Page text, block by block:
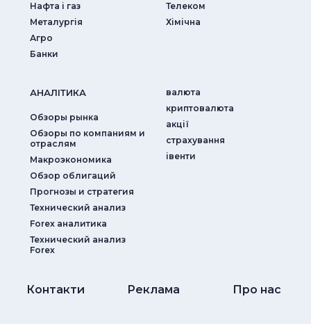
Нафта і газ
Металургія
Агро
Банки
Телеком
Хімічна
АНАЛIТИКА
Обзоры рынка
Обзоры по компаниям и
отраслям
Макроэкономика
Обзор облигаций
Прогнозы и стратегия
Технический анализ
Forex аналитика
Технический анализ
Forex
валюта
криптовалюта
акції
страхування
iвенти
Контакти Реклама Про нас